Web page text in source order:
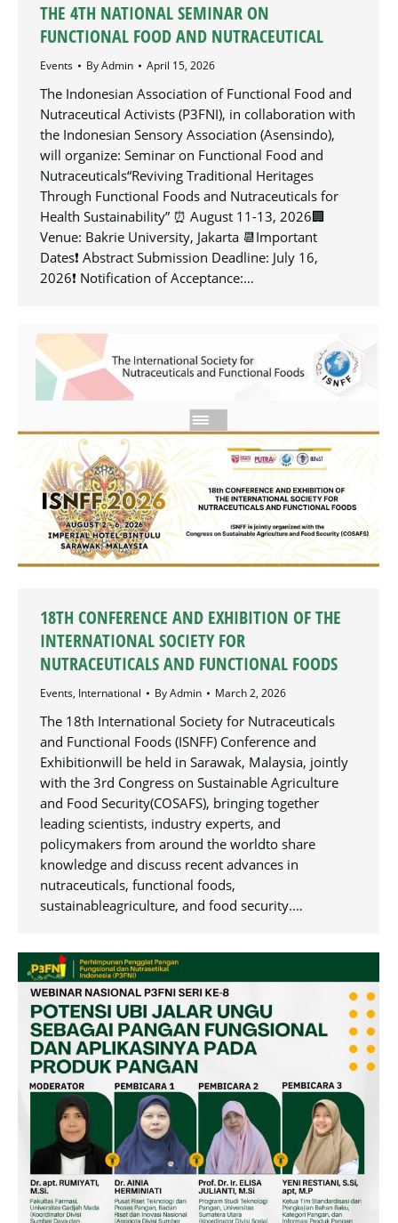
THE 4TH NATIONAL SEMINAR ON
FUNCTIONAL FOOD AND NUTRACEUTICAL
Events ByAdmin April 15, 2026
The Indonesian Association of Functional Food and
Nutraceutical Activists (P3FNI), in collaboration with
the Indonesian Sensory Association (Asensindo),
will organize: Seminar on Functional Food and
Nutraceuticals“Reviving Traditional Heritages
Through Functional Foods and Nutraceuticals for
Health Sustainability” ⏰ August 11-13, 2026🏢
Venue: Bakrie University, Jakarta 📆Important
Dates❗️ Abstract Submission Deadline: July 16,
2026❗️ Notification of Acceptance:…
18TH CONFERENCE AND EXHIBITION OF THE
INTERNATIONAL SOCIETY FOR
NUTRACEUTICALS AND FUNCTIONAL FOODS
Events, International ByAdmin March 2, 2026
The 18th International Society for Nutraceuticals
and Functional Foods (ISNFF) Conference and
Exhibitionwill be held in Sarawak, Malaysia, jointly
with the 3rd Congress on Sustainable Agriculture
and Food Security(COSAFS), bringing together
leading scientists, industry experts, and
policymakers from around the worldto share
knowledge and discuss recent advances in
nutraceuticals, functional foods,
sustainableagriculture, and food security.…